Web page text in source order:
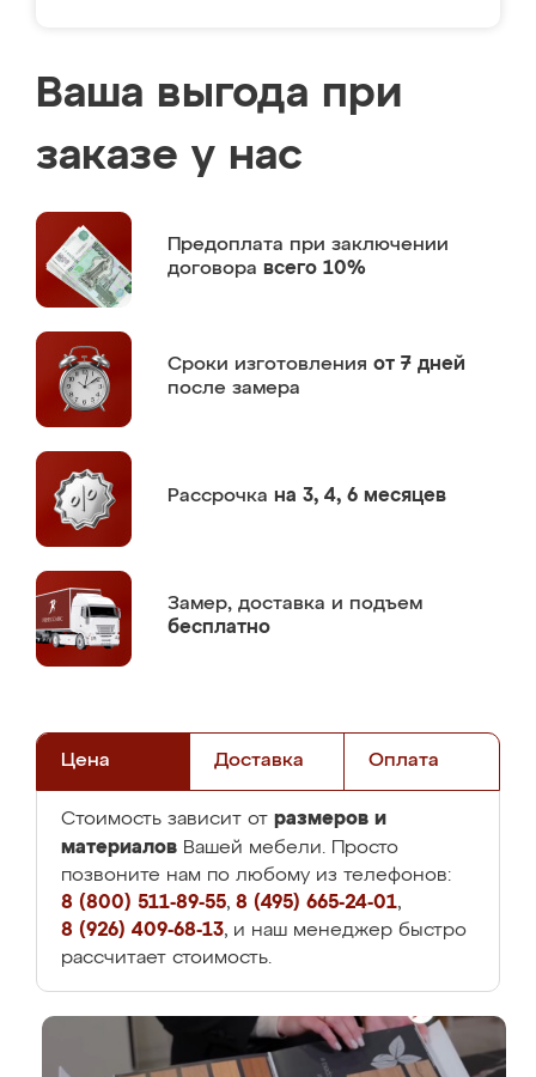
Ваша выгода при
заказе у нас
Предоплата при заключении
договора всего 10%
Сроки изготовления от 7 дней
после замера
Рассрочка на 3, 4, 6 месяцев
Замер, доставка и подъем
бесплатно
Цена Доставка Оплата
Стоимость зависит от размеров и
материалов Вашей мебели. Просто
позвоните нам по любому из телефонов:
8 (800) 511-89-55, 8 (495) 665-24-01,
8 (926) 409-68-13, и наш менеджер быстро
рассчитает стоимость.